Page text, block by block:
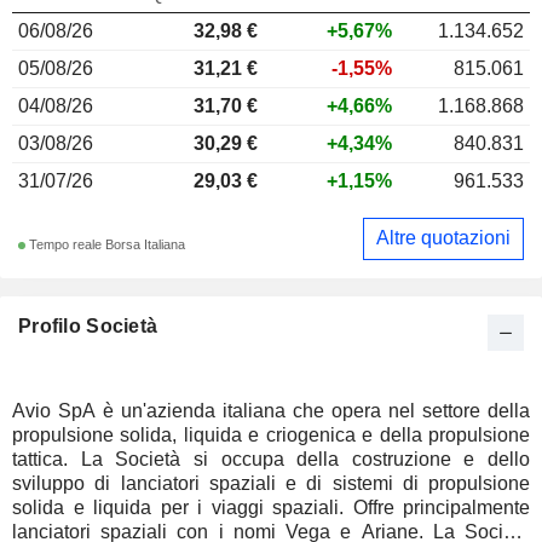
Profilo Società
Avio SpA è un'azienda italiana che opera nel settore della
propulsione solida, liquida e criogenica e della propulsione
tattica. La Società si occupa della costruzione e dello
sviluppo di lanciatori spaziali e di sistemi di propulsione
solida e liquida per i viaggi spaziali. Offre principalmente
lanciatori spaziali con i nomi Vega e Ariane. La Società
06/08/26
32,98 € +5,67%
1.134.652
05/08/26
31,21 € -1,55%
815.061
04/08/26
31,70 € +4,66%
1.168.868
03/08/26
30,29 € +4,34%
840.831
31/07/26
29,03 € +1,15% 961.533
Tempo reale Borsa Italiana Altre quotazioni